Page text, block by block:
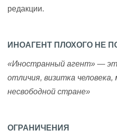
редакции.
ИНОАГЕНТ ПЛОХОГО НЕ
«Иностранный агент» —
отличия, визитка
несвободной стране»
ОГРАНИЧЕНИЯ